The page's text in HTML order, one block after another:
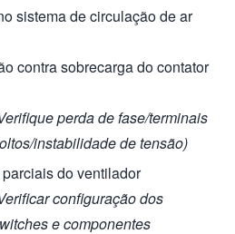
sistema de circulação de ar
contra sobrecarga do contator
perda de fase/terminais
instabilidade de tensão)
parciais do ventilador
configuração dos
e componentes